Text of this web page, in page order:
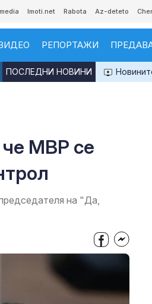
Imoti.net Rabota Az-deteto
РЕПОРТАЖИ
ПОСЛЕДНИ НОВИНИ
че МВР се
на "Да,